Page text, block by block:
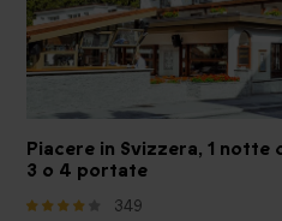
Piacere in Svizzera, 1 notte
3 o 4 portate
349